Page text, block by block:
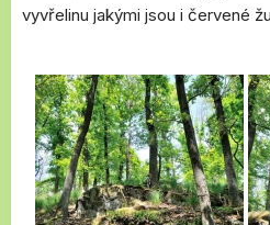
vyvřelinu jakými jsou i červené